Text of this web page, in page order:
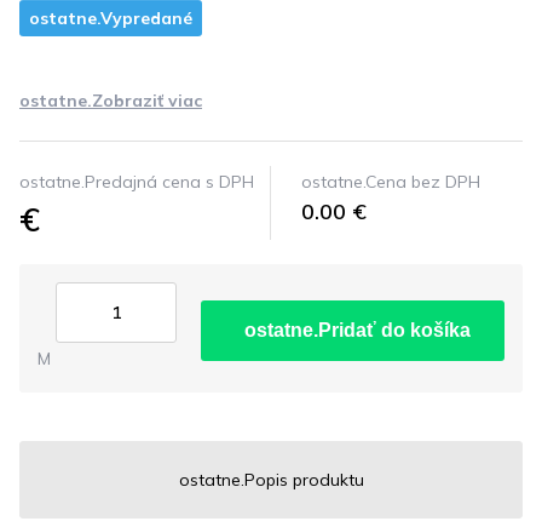
ostatne.Vypredané
ostatne.Zobraziť viac
ostatne.Predajná cena s DPH
€
ostatne.Cena bez DPH
0.00 €
M
ostatne.Pridať do košíka
ostatne.Popis produktu